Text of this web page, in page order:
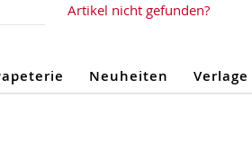
Artikel nicht gefunden?
Neuheiten Verlage